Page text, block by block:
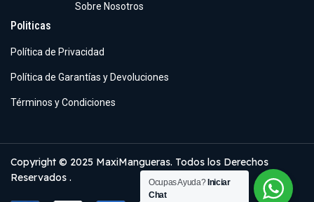
Sobre Nosotros
Politicas
Política de Privacidad
Política de Garantías y Devoluciones
Términos y Condiciones
Copyright © 2025 MaxiMangueras. Todos los Derechos
Reservados .
Ocupas Ayuda? Iniciar
Chat